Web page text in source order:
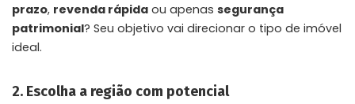
prazo, revenda rápida ou apenas segurança
patrimonial? Seu objetivo vai direcionar o tipo de imóvel
ideal.
2. Escolha a região com potencial